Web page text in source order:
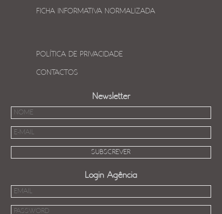
FICHA INFORMATIVA NORMALIZADA
POLÍTICA DE PRIVACIDADE
CONTACTOS
Newsletter
Login Agência